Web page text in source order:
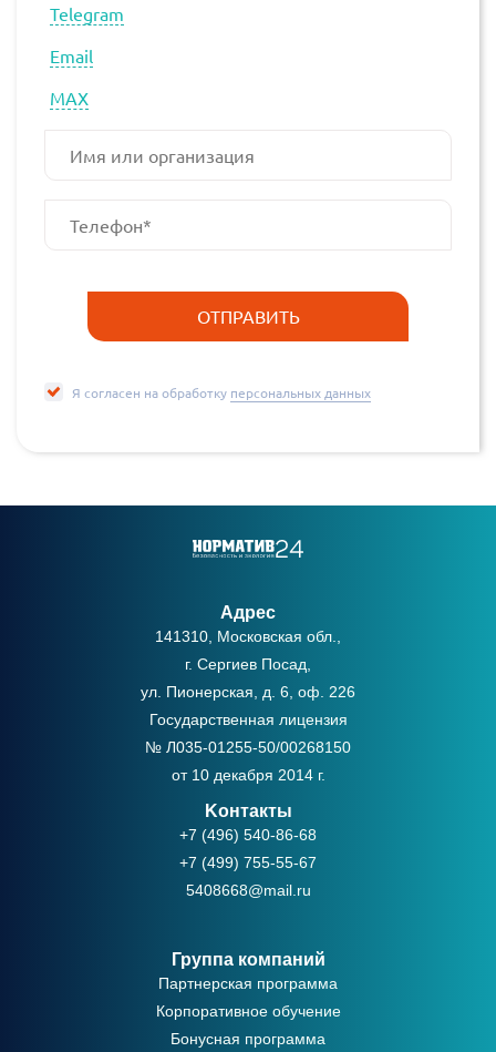
Telegram
Email
МАХ
Я согласен на обработку персональных данных
Адрес
141310, Московская обл.,
г. Сергиев Посад,
ул. Пионерская, д. 6, оф. 226
Государственная лицензия
№ Л035-01255-50/00268150
от 10 декабря 2014 г.
Kонтакты
+7 (496) 540-86-68
+7 (499) 755-55-67
5408668@mail.ru
Группа компаний
Партнерская программа
Корпоративное обучение
Бонусная программа